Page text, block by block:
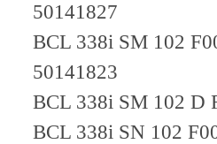
50141827
BCL 338i SM 102
50141823
BCL 338i SM 102 D
BCL 338i SN 102